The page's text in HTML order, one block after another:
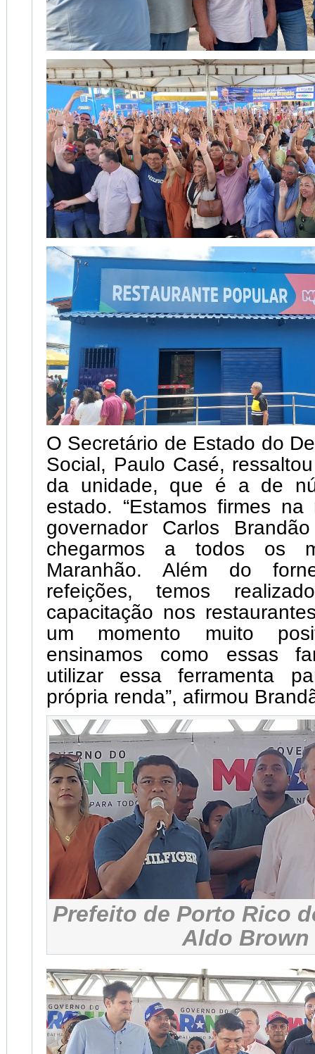
O Secretário de Estado do
Social, Paulo Casé,
da unidade, que é a de
estado. “Estamos firmes
governador Carlos
chegarmos a todos os
Maranhão. Além do
refeições, temos
capacitação nos
um momento muito
ensinamos como essas
utilizar essa ferramenta
própria renda”, afirmou
Prefeito de Porto Rico
Aldo Brown